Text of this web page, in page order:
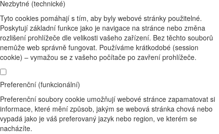
Nezbytné (technické)
Tyto cookies pomáhají s tím, aby byly webové stránky použitelné.
Poskytují základní funkce jako je navigace na stránce nebo změna
rozlišení prohlížeče dle velikosti vašeho zařízení. Bez těchto souborů
nemůže web správně fungovat. Používáme krátkodobé (session
cookie) – vymažou se z vašeho počítače po zavření prohlížeče.
Preferenční (funkcionální)
Preferenční soubory cookie umožňují webové stránce zapamatovat si
informace, které mění způsob, jakým se webová stránka chová nebo
vypadá jako je váš preferovaný jazyk nebo region, ve kterém se
nacházíte.